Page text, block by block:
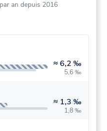
an depuis 2016
≈6,2 ‰
5,6 ‰
≈ 1,3 ‰
1,8 ‰